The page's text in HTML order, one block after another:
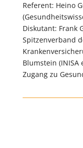
Referent: Heino
Diskutant: Frank
Spitzenverband
Blumstein (INISA
Zugang zu